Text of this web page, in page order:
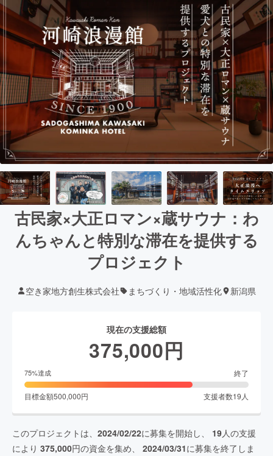
古民家×大正ロマン×蔵サウナ：わ
んちゃんと特別な滞在を提供する
プロジェクト
空き家地方創生株式会社 まちづくり・地域活性化 新潟県
現在の支援総額
375,000円
75%達成 終了
目標金額500,000円 支援者数19 人
このプロジェクトは、 2024/02/22に募集を開始し、 19人の支援
により 375,000円の資金を集め、 2024/03/31に募集を終了しま